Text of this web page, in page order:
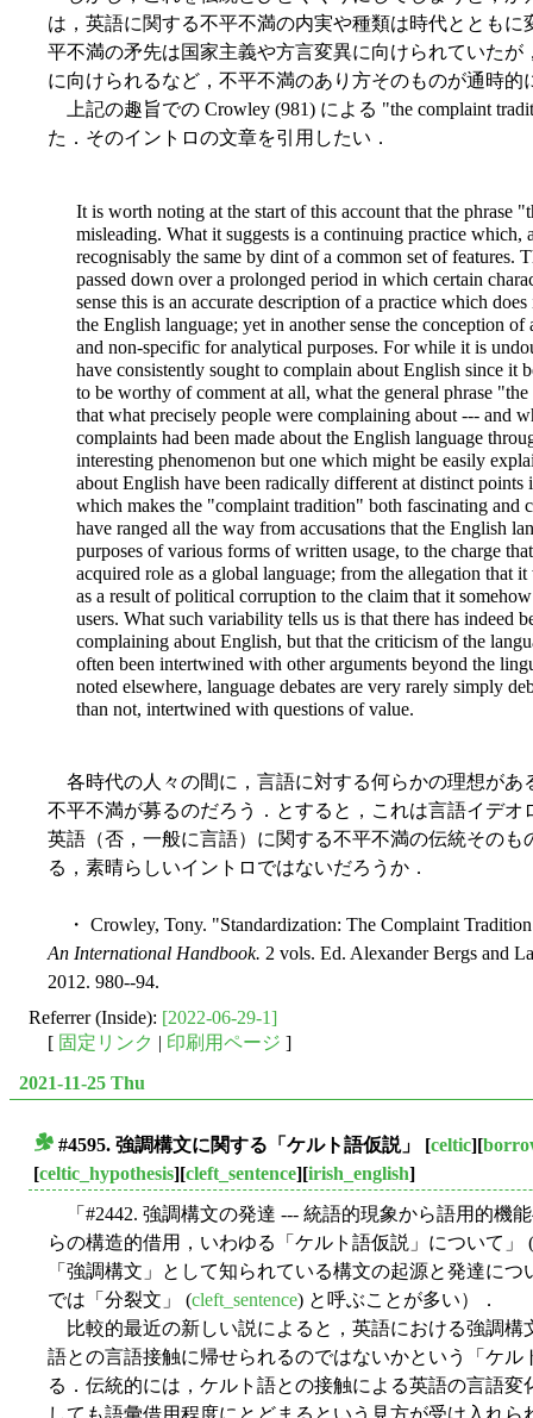
は，英語に関する不平不満の内実や種類は時代ととも
平不満の矛先は国家主義や方言変異に向けられていた
に向けられるなど，不平不満のあり方そのものが通時的
上記の趣旨での Crowley (981) による "the complaint
た．そのイントロの文章を引用したい．
It is worth noting at the start of this account that the phrase
misleading. What it suggests is a continuing practice which,
recognisably the same by dint of a common set of features.
passed down over a prolonged period in which certain
sense this is an accurate description of a practice which
the English language; yet in another sense the conception
and non-specific for analytical purposes. For while it is
have consistently sought to complain about English since it
to be worthy of comment at all, what the general phrase
that what precisely people were complaining about --- and
complaints had been made about the English language
interesting phenomenon but one which might be easily
about English have been radically different at distinct
which makes the "complaint tradition" both fascinating and
have ranged all the way from accusations that the English
purposes of various forms of written usage, to the charge
acquired role as a global language; from the allegation that
as a result of political corruption to the claim that it
users. What such variability tells us is that there has indeed
complaining about English, but that the criticism of the
often been intertwined with other arguments beyond the
noted elsewhere, language debates are very rarely simply
than not, intertwined with questions of value.
各時代の人々の間に，言語に対する何らかの理想があ
不平不満が募るのだろう．とすると，これは言語イデオ
英語（否，一般に言語）に関する不平不満の伝統その
る，素晴らしいイントロではないだろうか．
・ Crowley, Tony. "Standardization: The Complaint
An International Handbook. 2 vols. Ed. Alexander Bergs and
2012. 980--94.
Referrer (Inside): [2022-06-29-1]
[ 固定リンク | 印刷用ページ ]
2021-11-25 Thu
#4595. 強調構文に関する「ケルト語仮説」 [celtic][
[celtic_hypothesis][cleft_sentence][irish_english]
「#2442. 強調構文の発達 --- 統語的現象から語用的機
らの構造的借用，いわゆる「ケルト語仮説」について」 (
「強調構文」として知られている構文の起源と発達に
では「分裂文」 (cleft_sentence) と呼ぶことが多い）．
比較的最近の新しい説によると，英語における強調構
語との言語接触に帰せられるのではないかという「ケル
る．伝統的には，ケルト語との接触による英語の言語